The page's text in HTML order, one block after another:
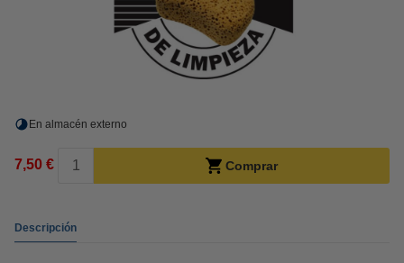
En almacén externo
7,50 € Comprar
Descripción